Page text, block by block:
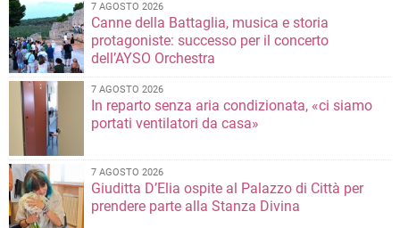
7 AGOSTO 2026
Canne della Battaglia, musica e storia
protagoniste: successo per il concerto
dell’AYSO Orchestra
7 AGOSTO 2026
In reparto senza aria condizionata, «ci siamo
portati ventilatori da casa»
7 AGOSTO 2026
Giuditta D’Elia ospite al Palazzo di Città per
prendere parte alla Stanza Divina